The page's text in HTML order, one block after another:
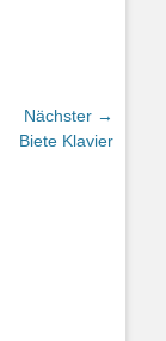
Nächster →
Biete Klavier